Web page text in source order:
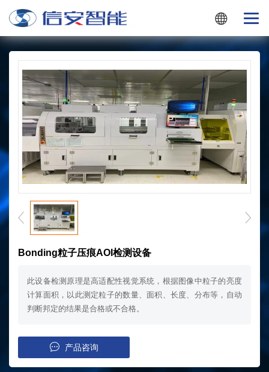
Bonding粒子压痕AOI检测设备
此设备检测原理是高适配性视觉系统，根据图像中粒子的亮度
计算面积，以此测定粒子的数量、面积、长度、分布等，自动
判断邦定的结果是合格或不合格。
产品咨询